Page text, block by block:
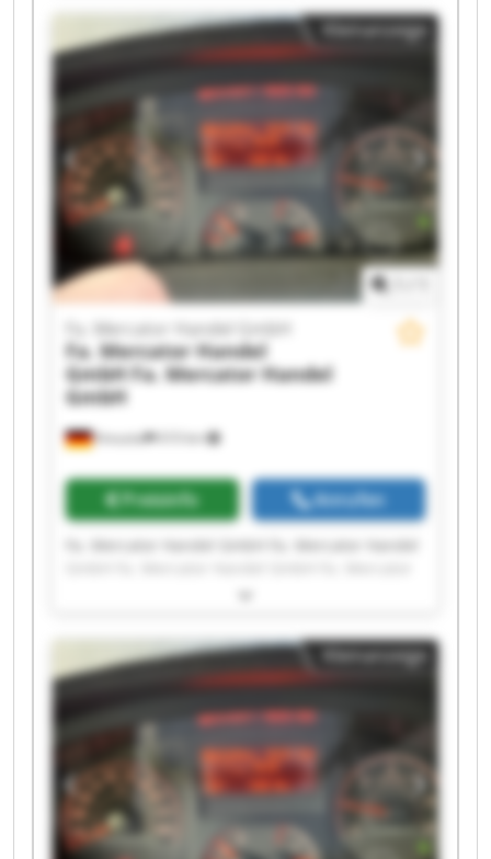
GmbH Fa. Mercator Handel GmbH Fa. Mercator
Handel GmbH Fa. Mercator Handel GmbH Fa.
Mercator Handel GmbH Fa. Mercator Handel
GmbH Fa. Mercator Handel GmbH Fa. Mercator
Handel GmbH Fa. Mercator Handel GmbH Fa.
Mercator Handel GmbH Fa. Mercator Handel
GmbH Fa. Mercator Handel GmbH Fa. Mercator
Handel GmbH Fa. Mercator Handel GmbH
Kleinanzeige
Kreuztal 610 km
Fa. Mercator Handel GmbH
Fa. Mercator Handel
GmbHFa. Mercator Handel
GmbH
Preisinfo Anrufen
Handel GmbH Fa. Mercator Handel GmbH Fa.
GmbH Fa. Mercator Handel GmbH Fa. Mercator
Handel GmbH Fa. Mercator Handel GmbH Fa.
Mercator Handel GmbH Fa. Mercator Handel
GmbH Fa. Mercator Handel GmbH Fa. Mercator
Handel GmbH Fa. Mercator Handel GmbH Fa.
Mercator Handel GmbH Fa. Mercator Handel
GmbH Fa. Mercator Handel GmbH Fa. Mercator
Handel GmbH Fa. Mercator Handel GmbH
Kleinanzeige